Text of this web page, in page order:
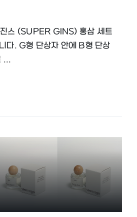
스 (SUPER GINS) 홍삼 세트
다. G형 단상자 안에 B형 단상
...